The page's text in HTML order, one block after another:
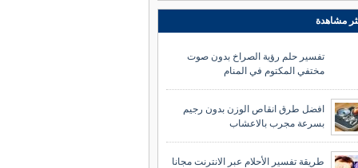
مشاهدة
تفسير حلم رؤية الصراخ بدون صوت
مختفي المكتوم في المنام
افضل طرق انقاص الوزن بدون رجيم
بسرعة مجرب بالاعشاب
طريقة تفسير الأحلام عبر الانترنت مجانا